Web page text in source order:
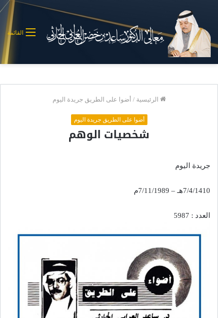
القائمة
الرئيسية / أضوا على الطريق جريدة اليوم
أضوا على الطريق جريدة اليوم
شخصيات الوهم
جريدة اليوم
7/4/1410هـ – 7/11/1989م
العدد : 5987